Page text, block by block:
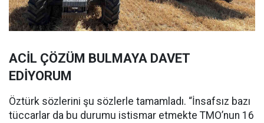
ACİL ÇÖZÜM BULMAYA DAVET
EDİYORUM
Öztürk sözlerini şu sözlerle tamamladı. “İnsafsız bazı
tüccarlar da bu durumu istismar etmekte TMO’nun 16